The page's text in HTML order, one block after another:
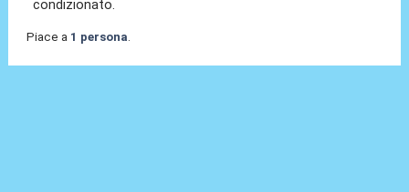
condizionato.
Piace a 1 persona